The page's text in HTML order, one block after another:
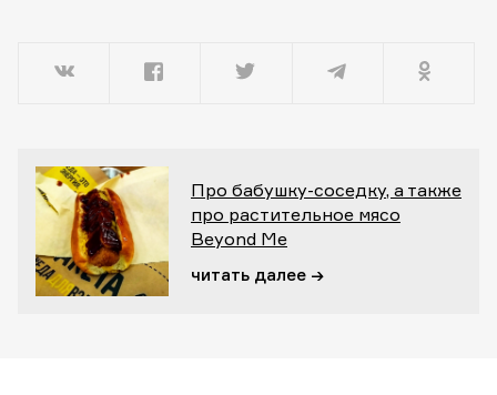
Про бабушку-соседку, а также
про растительное мясо
Beyond Me
читать далее →